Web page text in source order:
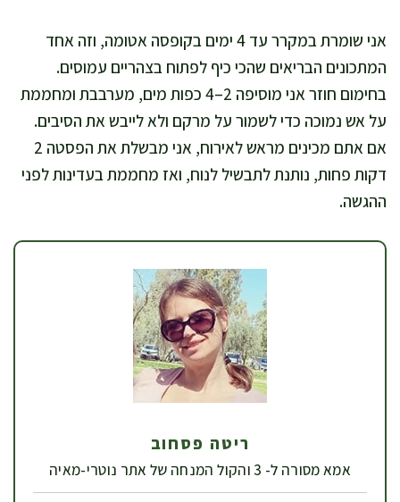
אני שומרת במקרר עד 4 ימים בקופסה אטומה, וזה אחד
המתכונים הבריאים שהכי כיף לפתוח בצהריים עמוסים.
בחימום חוזר אני מוסיפה 2–4 כפות מים, מערבבת ומחממת
על אש נמוכה כדי לשמור על מרקם ולא לייבש את הסיבים.
אם אתם מכינים מראש לאירוח, אני מבשלת את הפסטה 2
דקות פחות, נותנת לתבשיל לנוח, ואז מחממת בעדינות לפני
ההגשה.
ריטה פסחוב
אמא מסורה ל- 3 והקול המנחה של אתר נוטרי-מאיה